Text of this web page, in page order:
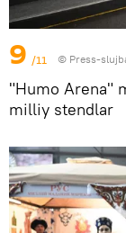
9 /11 © Press-
"Humo Arena"
milliy stendlar